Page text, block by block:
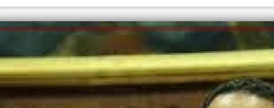
إلهام شرشر تكتب: دي مبقتش
دي سياسة
الكاتبة إلهام شرشر تهنئ الرئيس
السيسي بعيد ميلاده وتُشيد بجهوده
في بناء الدولة